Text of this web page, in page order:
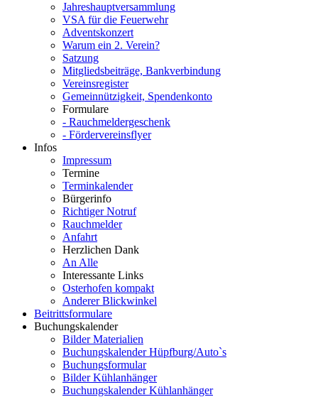
Jahreshauptversammlung
VSA für die Feuerwehr
Adventskonzert
Warum ein 2. Verein?
Satzung
Mitgliedsbeiträge, Bankverbindung
Vereinsregister
Gemeinnützigkeit, Spendenkonto
Formulare
- Rauchmeldergeschenk
- Fördervereinsflyer
Infos
Impressum
Termine
Terminkalender
Bürgerinfo
Richtiger Notruf
Rauchmelder
Anfahrt
Herzlichen Dank
An Alle
Interessante Links
Osterhofen kompakt
Anderer Blickwinkel
Beitrittsformulare
Buchungskalender
Bilder Materialien
Buchungskalender Hüpfburg/Auto`s
Buchungsformular
Bilder Kühlanhänger
Buchungskalender Kühlanhänger